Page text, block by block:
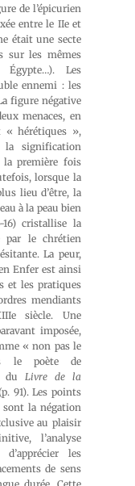
de l’épicurien
entre le IIe et
était une secte
sur les mêmes
Égypte…). Les
ennemi : les
figure négative
menaces, en
« hérétiques »,
la signification
la première fois
lorsque la
lieu d’être, la
à la peau bien
cristallise la
par le chrétien
La peur,
Enfer est ainsi
et les pratiques
mendiants
siècle. Une
imposée,
« non pas le
le poète de
du Livre de la
91). Les points
sont la négation
au plaisir
l’analyse
les
de sens